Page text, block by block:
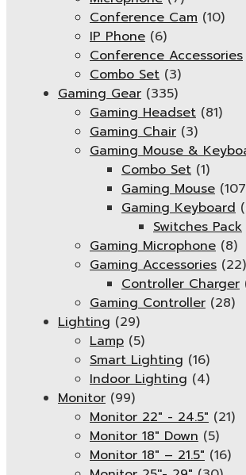
Conference Cam (10)
IP Phone (6)
Conference Accessories
Combo Set (3)
Gaming Gear (335)
Gaming Headset (81)
Gaming Chair (3)
Gaming Mouse &
Combo Set (1)
Gaming Mouse
Gaming Keyboard
Switches Pack
Gaming Microphone (8)
Gaming Accessories (22)
Controller Charger
Gaming Controller (28)
Lighting (29)
Lamp (5)
Smart Lighting (16)
Indoor Lighting (4)
Monitor (99)
Monitor 22" - 24.5" (21)
Monitor 18" Down (5)
Monitor 18″ – 21.5″ (16)